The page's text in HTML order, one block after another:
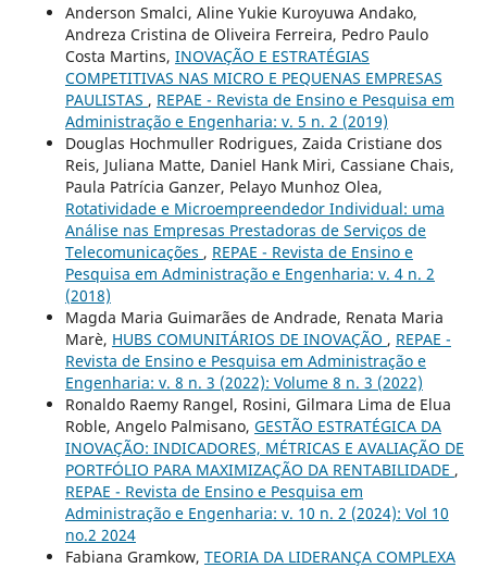
Anderson Smalci, Aline Yukie Kuroyuwa Andako,
Andreza Cristina de Oliveira Ferreira, Pedro Paulo
Costa Martins, INOVAÇÃO E ESTRATÉGIAS
COMPETITIVAS NAS MICRO E PEQUENAS EMPRESAS
PAULISTAS , REPAE - Revista de Ensino e Pesquisa em
Administração e Engenharia: v. 5 n. 2 (2019)
Douglas Hochmuller Rodrigues, Zaida Cristiane dos
Reis, Juliana Matte, Daniel Hank Miri, Cassiane Chais,
Paula Patrícia Ganzer, Pelayo Munhoz Olea,
Rotatividade e Microempreendedor Individual: uma
Análise nas Empresas Prestadoras de Serviços de
Telecomunicações , REPAE - Revista de Ensino e
Pesquisa em Administração e Engenharia: v. 4 n. 2
(2018)
Magda Maria Guimarães de Andrade, Renata Maria
Marè, HUBS COMUNITÁRIOS DE INOVAÇÃO , REPAE -
Revista de Ensino e Pesquisa em Administração e
Engenharia: v. 8 n. 3 (2022): Volume 8 n. 3 (2022)
Ronaldo Raemy Rangel, Rosini, Gilmara Lima de Elua
Roble, Angelo Palmisano, GESTÃO ESTRATÉGICA DA
INOVAÇÃO: INDICADORES, MÉTRICAS E AVALIAÇÃO DE
PORTFÓLIO PARA MAXIMIZAÇÃO DA RENTABILIDADE ,
REPAE - Revista de Ensino e Pesquisa em
Administração e Engenharia: v. 10 n. 2 (2024): Vol 10
no.2 2024
Fabiana Gramkow, TEORIA DA LIDERANÇA COMPLEXA